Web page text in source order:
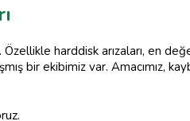
harddisk arızaları, en
bir ekibimiz var. Amacımız,